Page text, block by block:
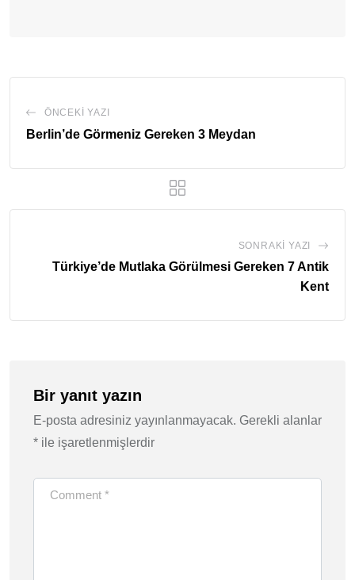
ÖNCEKI YAZI
Berlin’de Görmeniz Gereken 3 Meydan
SONRAKI YAZI
Türkiye’de Mutlaka Görülmesi Gereken 7 Antik
Kent
Bir yanıt yazın
E-posta adresiniz yayınlanmayacak. Gerekli alanlar
* ile işaretlenmişlerdir